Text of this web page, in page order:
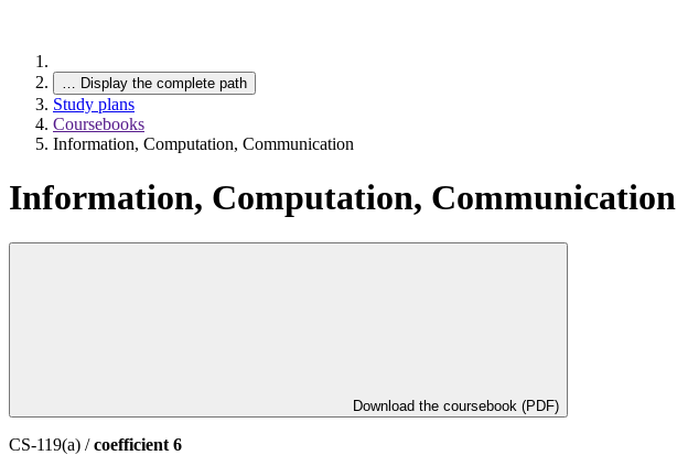
… Display the complete path
Study plans
Coursebooks
Information, Computation, Communication
Information, Computation, Communication
Download the coursebook (PDF)
CS-119(a) /coefficient 6